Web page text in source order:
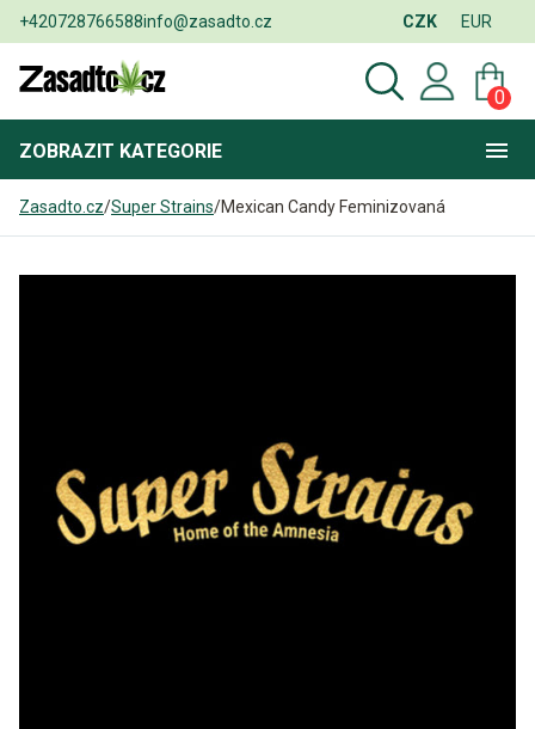
+420728766588info@zasadto.cz CZK EUR
0
ZOBRAZIT KATEGORIE
Zasadto.cz/Super Strains/Mexican Candy Feminizovaná